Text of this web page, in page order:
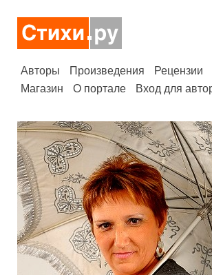
Авторы Произведения Рецензии
Магазин
О портале Вход для